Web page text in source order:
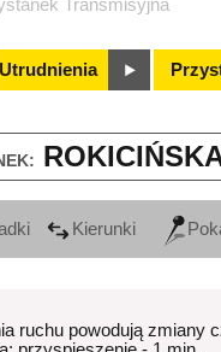
Transmisyjna
Utrudnienia
Kierunki
ruchu powodują zmiany